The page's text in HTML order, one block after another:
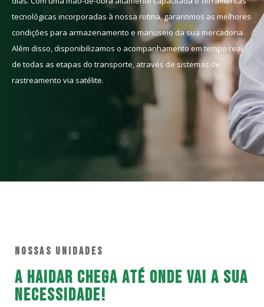
tecnológicas incorporadas à nossa rotina, garantimos as melhores
condições para armazenamento e manuseio da sua mercadoria.
Além disso, disponibilizamos o acompanhamento em tempo real
de todas as etapas do transporte, através de sistemas de
rastreamento via satélite.
NOSSAS UNIDADES
A Haidar chega até onde vai a sua
necessidade!